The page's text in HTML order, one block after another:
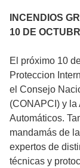
INCENDIOS
10 DE
El próximo 10
Proteccion
el Consejo
(CONAPCI) y
Automáticos.
mandamás de
expertos de
técnicas y